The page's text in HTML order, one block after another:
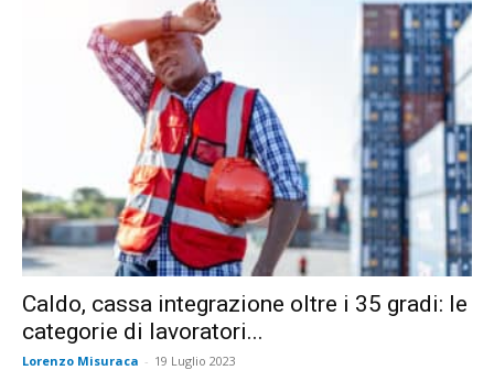
Caldo, cassa integrazione oltre i 35 gradi: le
categorie di lavoratori...
Lorenzo Misuraca - 19 Luglio 2023